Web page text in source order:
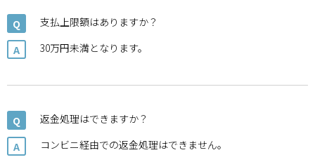
Q
支払上限額はありますか？
A
30万円未満となります。
Q
返金処理はできますか？
A
コンビニ経由での返金処理はできません。